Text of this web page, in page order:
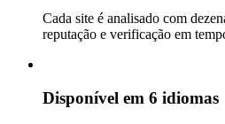
Cada site é analisado com
reputação e verificação em
Disponível em 6 idiomas